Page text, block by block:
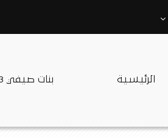
الرئيسية بنات صيفي 3